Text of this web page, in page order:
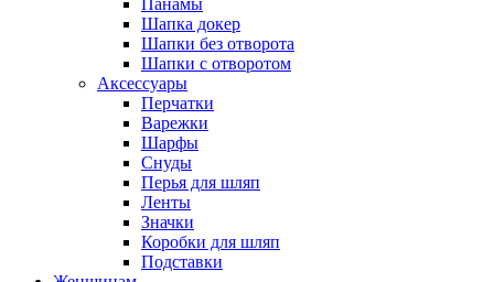
Панамы
Шапка докер
Шапки без отворота
Шапки с отворотом
Аксессуары
Перчатки
Варежки
Шарфы
Снуды
Перья для шляп
Ленты
Значки
Коробки для шляп
Подставки